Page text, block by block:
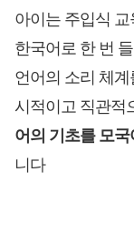
아이는 주입식
한국어로 한 번
언어의 소리 체
시적이고 직관적
어의 기초를 모
니다